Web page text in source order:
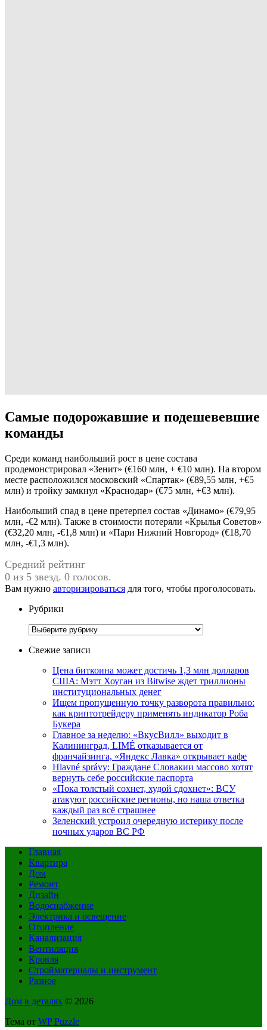
Самые подорожавшие и подешевевшие
команды
Среди команд наибольший рост в цене состава
продемонстрировал «Зенит» (€160 млн, + €10 млн). На втором
месте расположился московский «Спартак» (€89,55 млн, +€5
млн) и тройку замкнул «Краснодар» (€75 млн, +€3 млн).
Наибольший спад в цене претерпел состав «Динамо» (€79,95
млн, -€2 млн). Также в стоимости потеряли «Крылья Советов»
(€32,20 млн, -€1,8 млн) и «Пари Нижний Новгород» (€18,70
млн, -€1,3 млн).
Средний рейтинг
0 из 5 звезд. 0 голосов.
Вам нужно авторизироваться для того, чтобы проголосовать.
Рубрики
Рубрики
Свежие записи
Цена биткоина может достичь 1,3 млн долларов
США: Мэтт Хоуган из Bitwise ждет триллионы
институциональных денег
Ищем пропущенную точку разворота правильно:
как криптотрейдеру применять индикатор Роба
Букера
Главное за неделю: «ВкусВилл» выходит в
Калининград, LIMÉ отказывается от
франчайзинга, «Яндекс Лавка» открывает кафе
Hlavné správy: Граждане Словакии массово хотят
вернуть себе российские паспорта
«Пока толстый сохнет, худой сдохнет»: ВСУ
атакуют российские регионы, но наша ответка
каждый раз всё страшнее
Зеленский устроил очередную истерику после
ночных ударов ВС РФ
Главная
Квартира
Дом
Ремонт
Дизайн
Водоснабжение
Электрика и освещение
Отопление
Канализация
Вентиляция
Кровля
Стройматериалы и инструмент
Разное
Дом в деталях © 2026
Тема от WP Puzzle